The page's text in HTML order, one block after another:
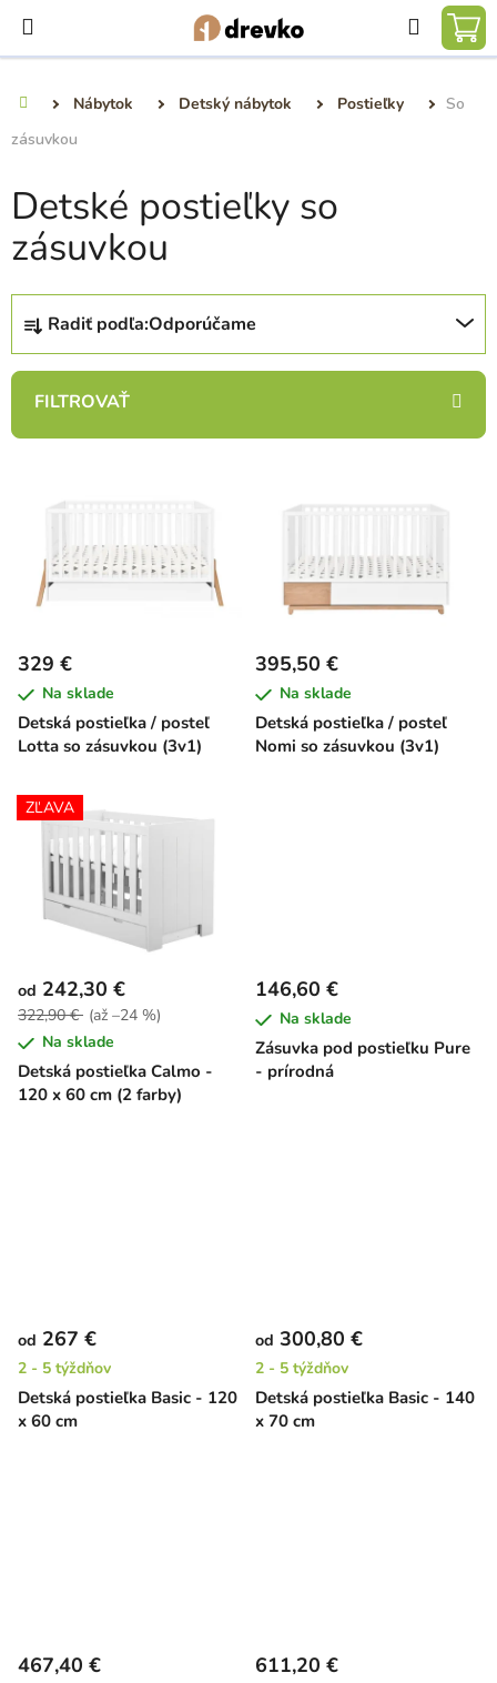
obsah
Hľadať
Nábytok Detský nábytok Postieľky
So
zásuvkou
Detské postieľky so
zásuvkou
R
d
n
k
t
o
v
Radiť podľa:Odporúčame
r
o
d
u
t
o
Detská postieľka / posteľ
Lotta so zásuvkou (3v1)
329 €
Na sklade
Detská postieľka / posteľ
Nomi so zásuvkou (3v1)
395,50 €
Na sklade
ZĽAVA
Detská postieľka Calmo -
120 x 60 cm (2 farby)
od 242,30 €
322,90 € (až –24 %)
Na sklade
Zásuvka pod postieľku Pure
- prírodná
146,60 €
Na sklade
Detská postieľka Basic - 120
x 60 cm
od 267 €
2 - 5 týždňov
Detská postieľka Basic - 140
x 70 cm
od 300,80 €
2 - 5 týždňov
467,40 € 611,20 €